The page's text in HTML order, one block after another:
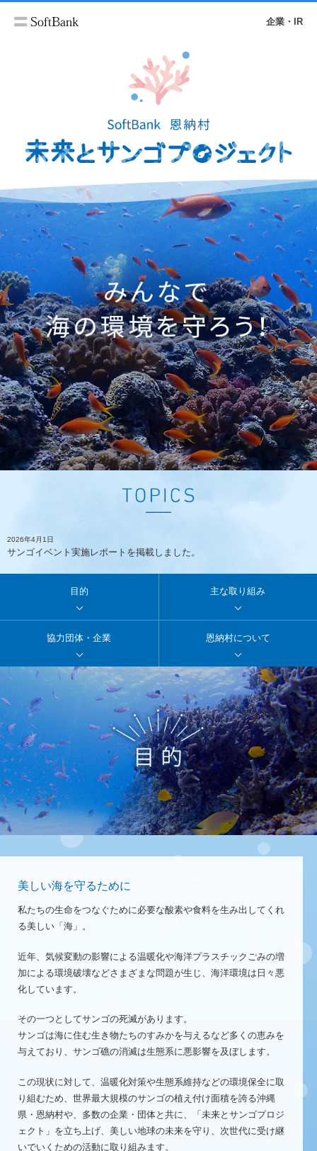
企業・IR
2026年4月1日
サンゴイベント実施レポートを掲載しました。
目的 主な取り組み
協力団体・企業 恩納村について
美しい海を守るために
私たちの生命をつなぐために必要な酸素や食料を生み出してくれ
る美しい「海」。
近年、気候変動の影響による温暖化や海洋プラスチックごみの増
加による環境破壊などさまざまな問題が生じ、海洋環境は日々悪
化しています。
その一つとしてサンゴの死滅があります。
サンゴは海に住む生き物たちのすみかを与えるなど多くの恵みを
与えており、 サンゴ礁の消滅は生態系に悪影響を及ぼします。
この現状に対して、温暖化対策や生態系維持などの環境保全に取
り組むため、 世界最大規模のサンゴの植え付け面積を誇る沖縄
県・恩納村や、 多数の企業・団体と共に、「未来とサンゴプロジ
ェクト」を立ち上げ、 美しい地球の未来を守り、次世代に受け継
いでいくための活動に取り組みます。